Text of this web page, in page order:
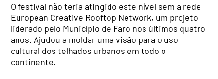
O festival não teria atingido este nível sem a rede
European Creative Rooftop Network, um projeto
liderado pelo Município de Faro nos últimos quatro
anos. Ajudou a moldar uma visão para o uso
cultural dos telhados urbanos em todo o
continente.